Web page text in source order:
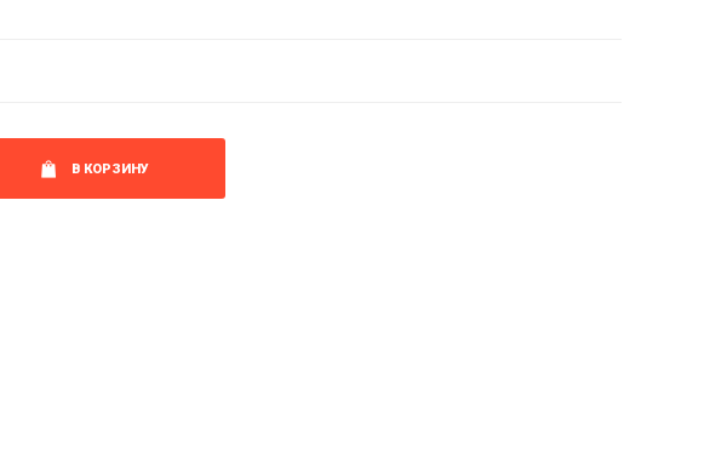
В КОРЗИНУ